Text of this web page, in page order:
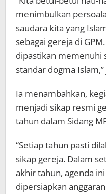
menimbulkan
saudara kita yang
sebagai gereja di
dipastikan memenuhi
standar dogma
Ia menambahkan,
menjadi sikap resmi
tahun dalam Sidang
“Setiap tahun pasti
sikap gereja. Dalam
akhir tahun, agenda
dipersiapkan